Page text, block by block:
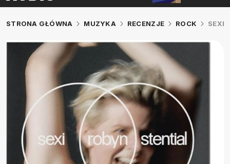
STRONA GŁÓWNA MUZYKA RECENZJE ROCK